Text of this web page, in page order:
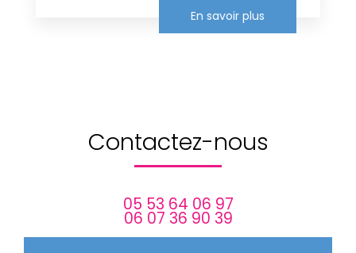
En savoir plus
Contactez-nous
05 53 64 06 97
06 07 36 90 39